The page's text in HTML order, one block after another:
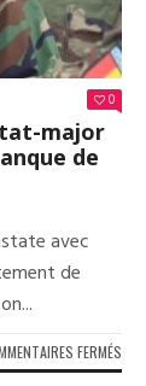
0
major
de
avec
de
FERMÉS